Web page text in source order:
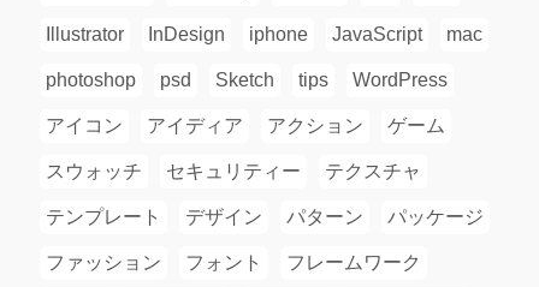
Illustrator InDesign iphone JavaScript mac
photoshop psd Sketch tips WordPress
アイコン アイディア アクション ゲーム
スウォッチ セキュリティー テクスチャ
テンプレート デザイン パターン パッケージ
ファッション フォント フレームワーク